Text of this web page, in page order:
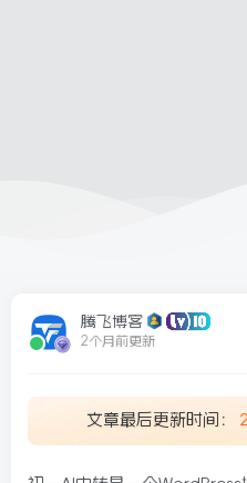
腾飞博客
2个月前更新
文章最后更新时间：